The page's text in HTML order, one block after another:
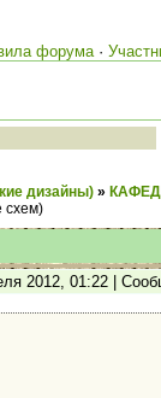
форума·
дизайны) »
схем)
2012, 01:22 |